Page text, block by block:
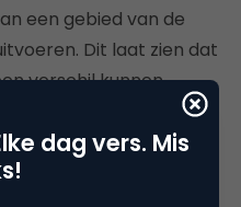
een gebied van de
Dit laat zien dat
verschil kunnen
een virale functie krijgt.
of product is
dag vers. Mis